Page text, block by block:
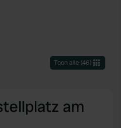
Toon alle(46)
am